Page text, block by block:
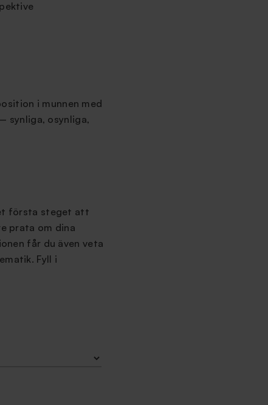
i munnen med
synliga, osynliga,
första steget att
prata om dina
får du även veta
Fyll i